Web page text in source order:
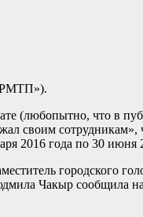
(любопытно, что в
своим сотрудникам»,
2016 года по 30 июня
городского
Чакыр сообщила